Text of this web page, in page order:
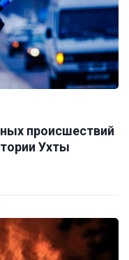
происшествий
Ухты